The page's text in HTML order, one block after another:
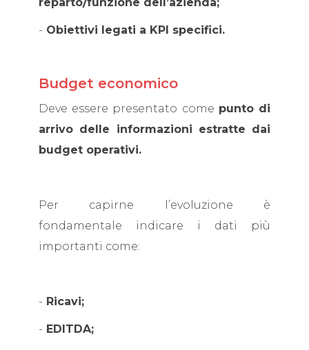
- Obiettivi legati a KPI specifici.
Budget economico
Deve essere presentato come punto di
arrivo delle informazioni estratte dai
budget operativi.
Per capirne l’evoluzione è
fondamentale indicare i dati più
importanti come:
- Ricavi;
- EDITDA;